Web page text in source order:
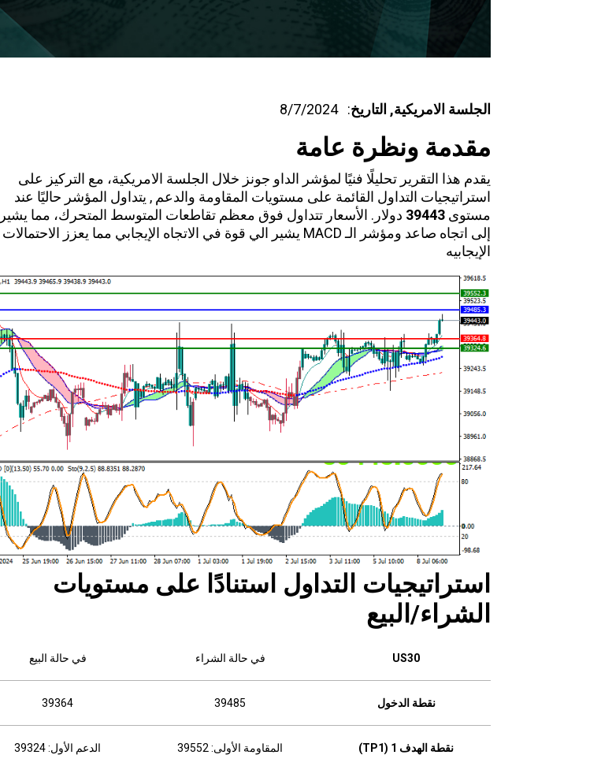
الجلسة الامريكية, التاريخ: 8/7/2024
مقدمة ونظرة عامة
يقدم هذا التقرير تحليلًا فنيًا لمؤشر الداو جونز خلال الجلسة الامريكية، مع التركيز على
استراتيجيات التداول القائمة على مستويات المقاومة والدعم , يتداول المؤشر حاليًا عند
مستوى39443 دولار. الأسعار تتداول فوق معظم تقاطعات المتوسط المتحرك، مما يشير
إلى اتجاه صاعد ومؤشر الـ MACD يشير الي قوة في الاتجاه الإيجابي مما يعزز الاحتمالات
الإيجابيه
استراتيجيات التداول استنادًا على مستويات
الشراء/البيع
US30 في حالة الشراء في حالة البيع
نقطة الدخول 39485
39364
نقطة الهدف 1 (TP1) المقاومة الأولى: 39552 الدعم الأول: 39324